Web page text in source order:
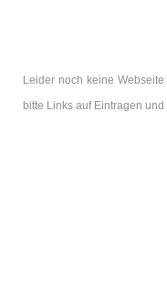
Leider noch keine
bitte Links auf Eintragen